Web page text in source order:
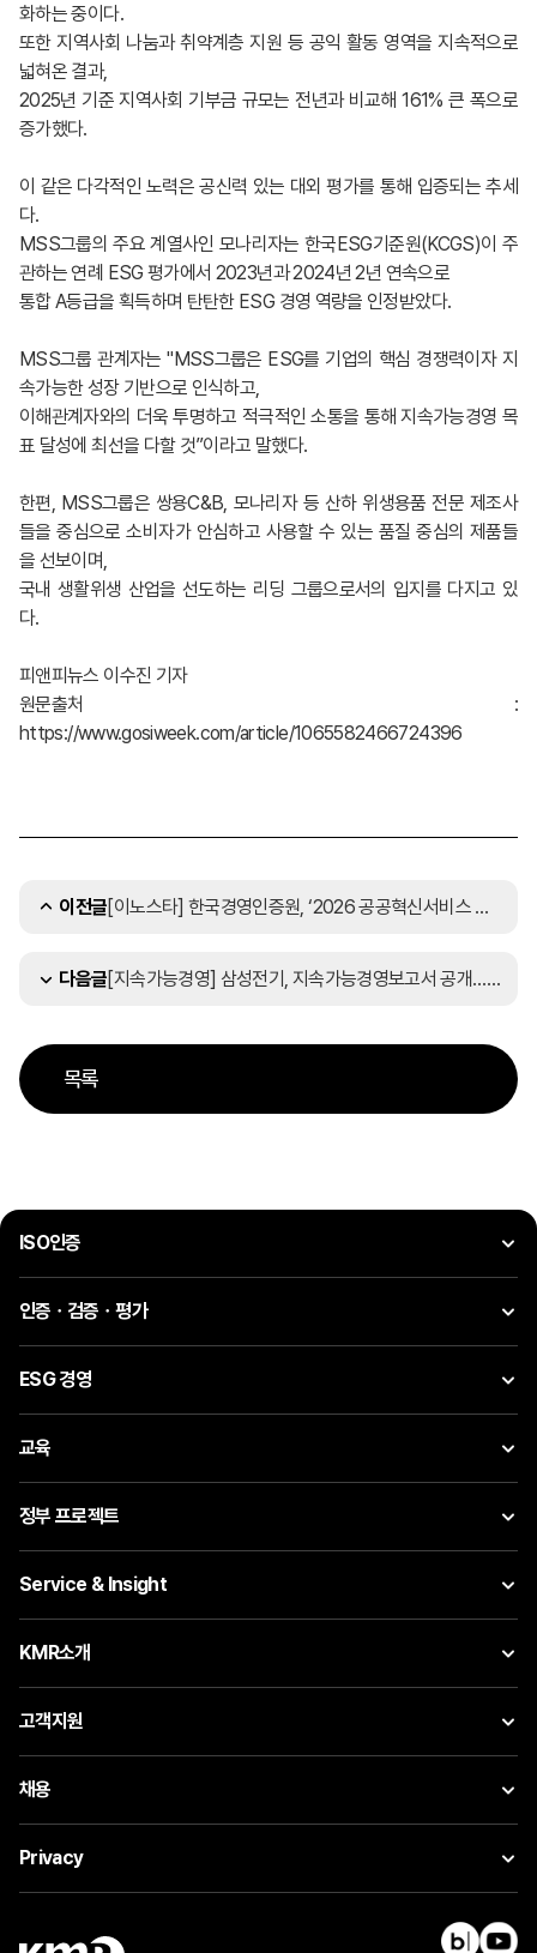
화하는 중이다.
또한 지역사회 나눔과 취약계층 지원 등 공익 활동 영역을 지속적으로
넓혀온 결과,
2025년 기준 지역사회 기부금 규모는 전년과 비교해 161% 큰 폭으로
증가했다.
이 같은 다각적인 노력은 공신력 있는 대외 평가를 통해 입증되는 추세
다.
MSS그룹의 주요 계열사인 모나리자는 한국ESG기준원(KCGS)이 주
관하는 연례 ESG 평가에서 2023년과 2024년 2년 연속으로
통합 A등급을 획득하며 탄탄한 ESG 경영 역량을 인정받았다.
MSS그룹 관계자는 "MSS그룹은 ESG를 기업의 핵심 경쟁력이자 지
속가능한 성장 기반으로 인식하고,
이해관계자와의 더욱 투명하고 적극적인 소통을 통해 지속가능경영 목
표 달성에 최선을 다할 것”이라고 말했다.
한편, MSS그룹은 쌍용C&B, 모나리자 등 산하 위생용품 전문 제조사
들을 중심으로 소비자가 안심하고 사용할 수 있는 품질 중심의 제품들
을 선보이며,
국내 생활위생 산업을 선도하는 리딩 그룹으로서의 입지를 다지고 있
다.
피앤피뉴스 이수진 기자
원문출처 :
https://www.gosiweek.com/article/1065582466724396
이전글 [이노스타] 한국경영인증원, ‘2026 공공혁신서비스 이노스타 인증’ 설명회 개최
다음글 [지속가능경영] 삼성전기, 지속가능경영보고서 공개…ESG 경쟁력 강화 나선다
목록
ISO인증
인증ㆍ검증ㆍ평가
ESG 경영
교육
정부 프로젝트
Service & Insight
KMR소개
고객지원
채용
Privacy